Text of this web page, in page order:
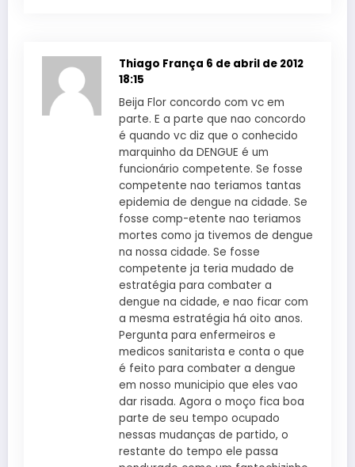
Thiago França 6 de abril de 2012
18:15
Beija Flor concordo com vc em
parte. E a parte que nao concordo
é quando vc diz que o conhecido
marquinho da DENGUE é um
funcionário competente. Se fosse
competente nao teriamos tantas
epidemia de dengue na cidade. Se
fosse comp-etente nao teriamos
mortes como ja tivemos de dengue
na nossa cidade. Se fosse
competente ja teria mudado de
estratégia para combater a
dengue na cidade, e nao ficar com
a mesma estratégia há oito anos.
Pergunta para enfermeiros e
medicos sanitarista e conta o que
é feito para combater a dengue
em nosso municipio que eles vao
dar risada. Agora o moço fica boa
parte de seu tempo ocupado
nessas mudanças de partido, o
restante do tempo ele passa